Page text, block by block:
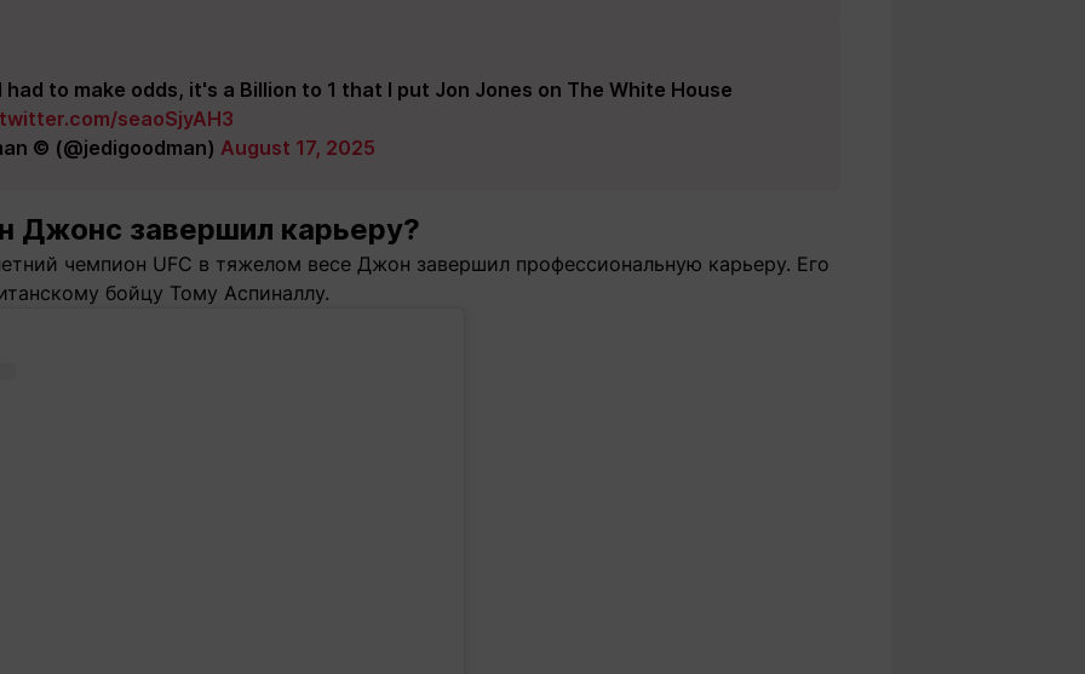
had to make odds, it's a Billion to 1 that I put Jon Jones on The White House
seaoSjyAH3
© (@jedigoodman) August 17, 2025
Джонс завершил карьеру?
чемпион UFC в тяжелом весе Джон завершил профессиональную карьеру. Его
бойцу Тому Аспиналлу.